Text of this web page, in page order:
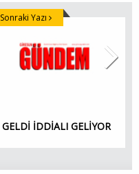
GELDİ İDDİALI GELİYOR
Sonraki Yazı